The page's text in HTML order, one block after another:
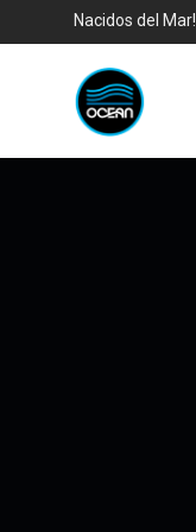
Nacidos del Mar!